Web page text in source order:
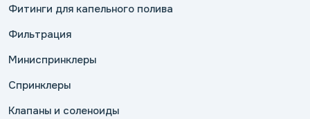
Фитинги для капельного полива
Фильтрация
Миниспринклеры
Спринклеры
Клапаны и соленоиды